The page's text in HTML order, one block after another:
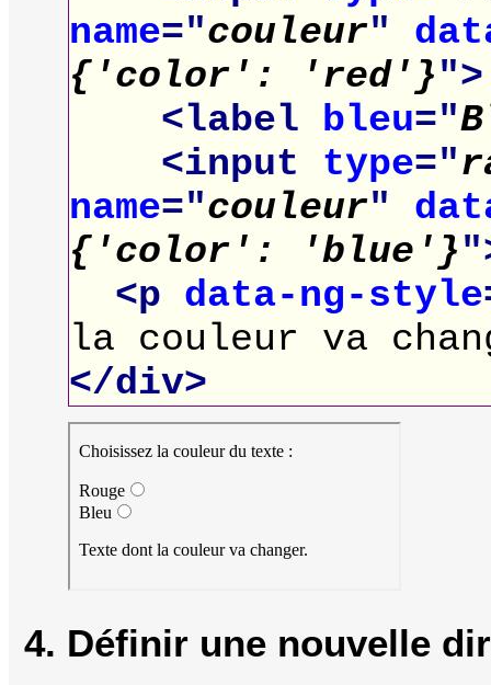
name="couleur"
{'color': 'red'}">
<label bleu="
<input type="
name="couleur"
{'color': 'blue'}
<p data-ng-style
la couleur va
</div>
4. Définir une nouvelle